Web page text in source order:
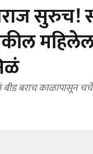
बराच काळापासून